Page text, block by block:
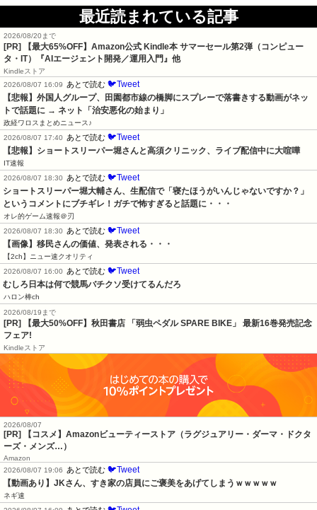
最近読まれている記事
2026/08/20まで
[PR]
【最大65%OFF】Amazon公式 Kindle本 サマーセール第2弾（コンピュー
タ・IT）『AIエージェント開発／運用入門』他
Kindleストア
2026/08/07 16:09
あとで読む 🐦Tweet
【悲報】外国人グループ、田園都市線の橋脚にスプレーで落書きする動画がネッ
トで話題に → ネット「治安悪化の始まり」
政経ワロスまとめニュース♪
2026/08/07 17:40
あとで読む 🐦Tweet
【悲報】ショートスリーパー堀さんと高須クリニック、ライブ配信中に大喧嘩
IT速報
2026/08/07 18:30
あとで読む 🐦Tweet
ショートスリーパー堀大輔さん、生配信で「寝たほうがいんじゃないですか？」
というコメントにブチギレ！ガチで怖すぎると話題に・・・
オレ的ゲーム速報＠刃
2026/08/07 18:30
あとで読む 🐦Tweet
【画像】移民さんの価値、発表される・・・
【2ch】ニュー速クオリティ
2026/08/07 16:00
あとで読む 🐦Tweet
むしろ日本は何で競馬バチクソ受けてるんだろ
ハロン棒ch
2026/08/19まで
[PR] 【最大50%OFF】秋田書店 「弱虫ペダル SPARE BIKE」 最新16巻発売記念
フェア!
Kindleストア
2026/08/07
[PR] 【コスメ】Amazonビューティーストア（ラグジュアリー・ダーマ・ドクタ
ーズ・メンズ…）
Amazon
2026/08/07 19:06
あとで読む 🐦Tweet
【動画あり】JKさん、すき家の店員にご褒美をあげてしまうｗｗｗｗｗ
ネギ速